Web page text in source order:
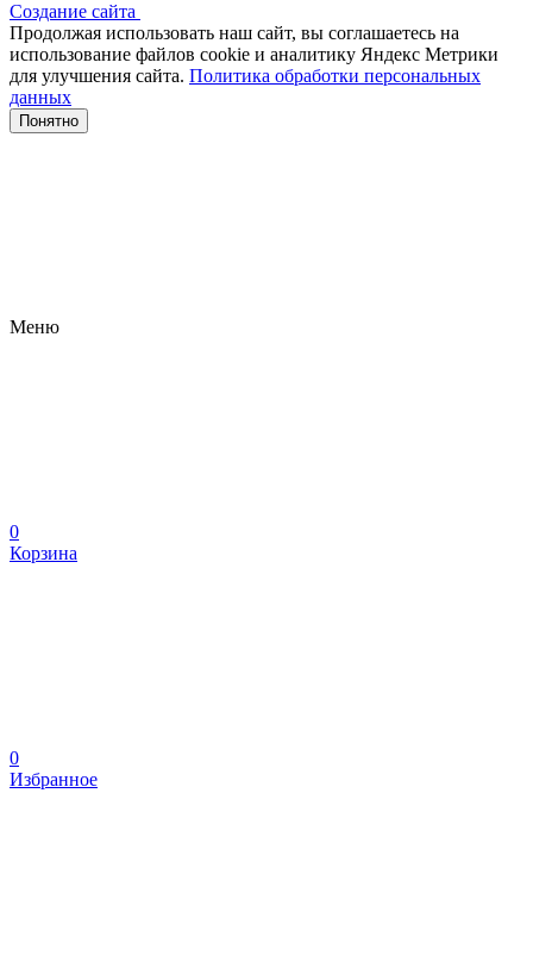
Создание сайта
Продолжая использовать наш сайт, вы соглашаетесь на
использование файлов сооkіе и аналитику Яндекс Метрики
для улучшения сайта. Политика обработки персональных
данных
Понятно
Меню
0
Корзина
0
Избранное